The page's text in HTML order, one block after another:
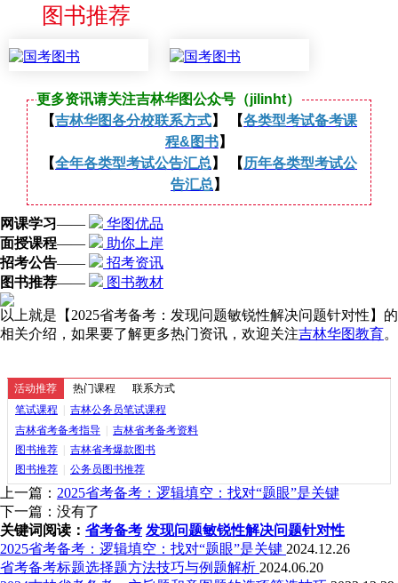
图书推荐
更多资讯请关注吉林华图公众号（jilinht）
【吉林华图各分校联系方式】 【各类型考试备考课
程&图书】
【全年各类型考试公告汇总 】 【 历年各类型考试公
告汇总 】
网课学习——
华图优品
面授课程——
助你上岸
招考公告——
招考资讯
图书推荐—— 图书教材
以上就是【2025省考备考：发现问题敏锐性解决问题针对性】的
相关介绍，如果要了解更多热门资讯，欢迎关注吉林华图教育。
活动推荐 热门课程 联系方式
笔试课程
吉林公务员笔试课程
吉林省考备考指导
吉林省考备考资料
图书推荐
吉林省考爆款图书
图书推荐
公务员图书推荐
上一篇： 2025省考备考：逻辑填空：找对“题眼”是关键
下一篇：没有了
关键词阅读： 省考备考 发现问题敏锐性解决问题针对性
2025省考备考：逻辑填空：找对“题眼”是关键 2024.12.26
省考备考标题选择题方法技巧与例题解析 2024.06.20